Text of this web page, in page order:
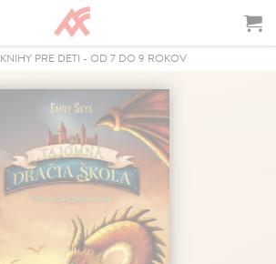
KNIHY PRE DETI - OD 7 DO 9 ROKOV